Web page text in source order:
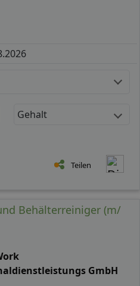
Gehalt
Teilen
Behälterreiniger (m/
GmbH